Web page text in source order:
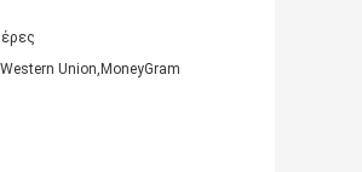
Union,MoneyGram